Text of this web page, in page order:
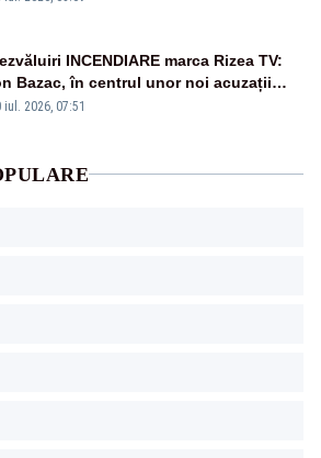
INCENDIARE marca Rizea TV:
Bazac, în centrul unor noi acuzații
iul. 2026, 07:51